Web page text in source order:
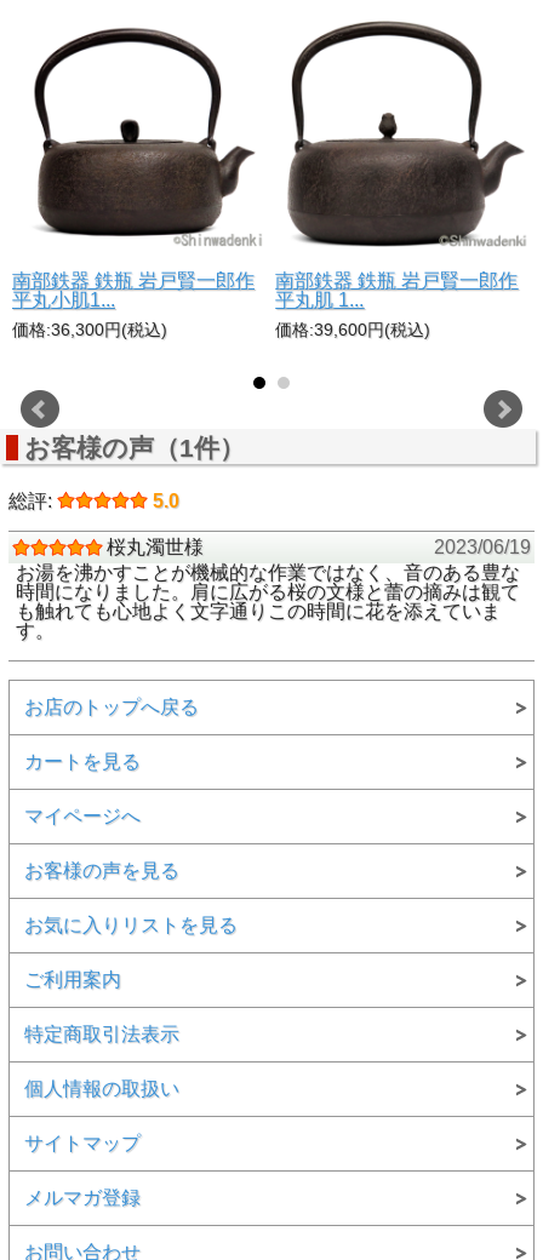
●蓋の摘みは花の蕾をモチーフにしたデザイン
細部にまで宿る職人の美意識がこのひとつの鉄瓶に凝縮され
ています。
●侘び寂びを感じる美しい枯れ色仕上げ
職人が丁寧に焼き上げることで生まれる深みのある枯れ色。
南部鉄器 鉄瓶 岩戸賢一郎作
平丸小肌1...
価格:36,300円(税込)
南部鉄器 鉄瓶 岩戸賢一郎作
平丸肌 1...
価格:39,600円(税込)
お客様の声（1件）
総評: 5.0
桜丸濁世様
2023/06/19
お湯を沸かすことが機械的な作業ではなく、音のある豊な
時間になりました。肩に広がる桜の文様と蕾の摘みは観て
も触れても心地よく文字通りこの時間に花を添えていま
す。
お店のトップへ戻る
カートを見る
マイページへ
お客様の声を見る
お気に入りリストを見る
ご利用案内
特定商取引法表示
個人情報の取扱い
サイトマップ
メルマガ登録
お問い合わせ